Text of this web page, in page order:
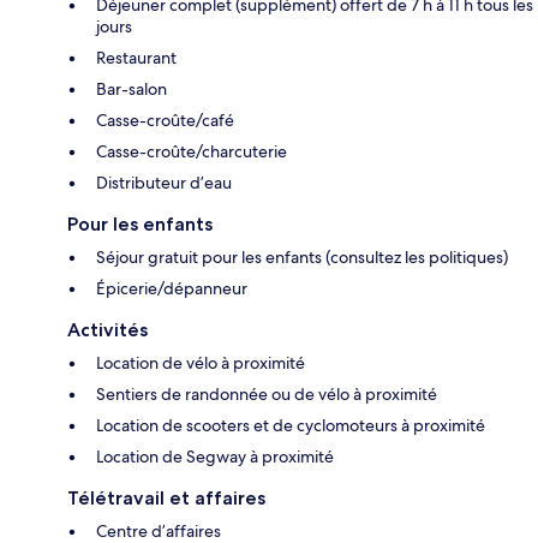
Déjeuner complet (supplément) offert de 7 h à 11 h tous les
jours
Restaurant
Bar-salon
Casse-croûte/café
Casse-croûte/charcuterie
Distributeur d’eau
Pour les enfants
Séjour gratuit pour les enfants (consultez les politiques)
Épicerie/dépanneur
Activités
Location de vélo à proximité
Sentiers de randonnée ou de vélo à proximité
Location de scooters et de cyclomoteurs à proximité
Location de Segway à proximité
Télétravail et affaires
Centre d’affaires